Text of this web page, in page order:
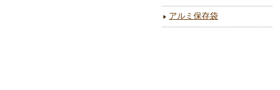
アルミ保存袋